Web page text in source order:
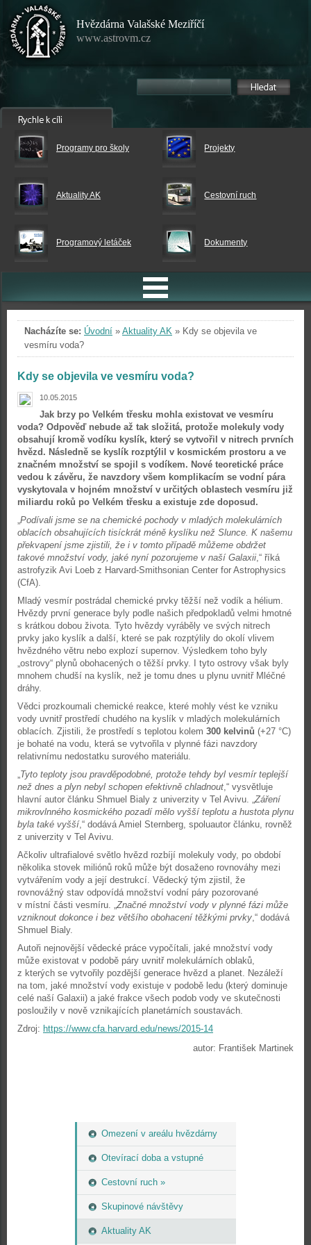
Hvězdárna Valašské Meziříčí
www.astrovm.cz
Programy pro školy Projekty
Aktuality AK Cestovní ruch
Programový letáček Dokumenty
Omezení v areálu hvězdárny
Otevírací doba a vstupné
Cestovní ruch »
Skupinové návštěvy
Aktuality AK
Nacházíte se: Úvodní » Aktuality AK » Kdy se objevila ve
vesmíru voda?
Kdy se objevila ve vesmíru voda?
10.05.2015
Jak brzy po Velkém třesku mohla existovat ve vesmíru
voda? Odpověď nebude až tak složitá, protože molekuly vody
obsahují kromě vodíku kyslík, který se vytvořil v nitrech prvních
hvězd. Následně se kyslík rozptýlil v kosmickém prostoru a ve
značném množství se spojil s vodíkem. Nové teoretické práce
vedou k závěru, že navzdory všem komplikacím se vodní pára
vyskytovala v hojném množství v určitých oblastech vesmíru již
miliardu roků po Velkém třesku a existuje zde doposud.
„Podívali jsme se na chemické pochody v mladých molekulárních
oblacích obsahujících tisíckrát méně kyslíku než Slunce. K našemu
překvapení jsme zjistili, že i v tomto případě můžeme obdržet
takové množství vody, jaké nyní pozorujeme v naší Galaxii,“ říká
astrofyzik Avi Loeb z Harvard-Smithsonian Center for Astrophysics
(CfA).
Mladý vesmír postrádal chemické prvky těžší než vodík a hélium.
Hvězdy první generace byly podle našich předpokladů velmi hmotné
s krátkou dobou života. Tyto hvězdy vyráběly ve svých nitrech
prvky jako kyslík a další, které se pak rozptýlily do okolí vlivem
hvězdného větru nebo explozí supernov. Výsledkem toho byly
„ostrovy“ plynů obohacených o těžší prvky. I tyto ostrovy však byly
mnohem chudší na kyslík, než je tomu dnes u plynu uvnitř Mléčné
dráhy.
Vědci prozkoumali chemické reakce, které mohly vést ke vzniku
vody uvnitř prostředí chudého na kyslík v mladých molekulárních
oblacích. Zjistili, že prostředí s teplotou kolem 300 kelvinů (+27 °C)
je bohaté na vodu, která se vytvořila v plynné fázi navzdory
relativnímu nedostatku surového materiálu.
„Tyto teploty jsou pravděpodobné, protože tehdy byl vesmír teplejší
než dnes a plyn nebyl schopen efektivně chladnout,“ vysvětluje
hlavní autor článku Shmuel Bialy z univerzity v Tel Avivu. „Záření
mikrovlnného kosmického pozadí mělo vyšší teplotu a hustota plynu
byla také vyšší,“ dodává Amiel Sternberg, spoluautor článku, rovněž
z univerzity v Tel Avivu.
Ačkoliv ultrafialové světlo hvězd rozbíjí molekuly vody, po období
několika stovek miliónů roků může být dosaženo rovnováhy mezi
vytvářením vody a její destrukcí. Vědecký tým zjistil, že
rovnovážný stav odpovídá množství vodní páry pozorované
v místní části vesmíru. „Značné množství vody v plynné fázi může
vzniknout dokonce i bez většího obohacení těžkými prvky,“ dodává
Shmuel Bialy.
Autoři nejnovější vědecké práce vypočítali, jaké množství vody
může existovat v podobě páry uvnitř molekulárních oblaků,
z kterých se vytvořily pozdější generace hvězd a planet. Nezáleží
na tom, jaké množství vody existuje v podobě ledu (který dominuje
celé naší Galaxii) a jaké frakce všech podob vody ve skutečnosti
posloužily v nově vznikajících planetárních soustavách.
Zdroj: https://www.cfa.harvard.edu/news/2015-14
autor: František Martinek